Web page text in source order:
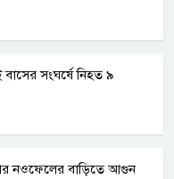
সংঘর্ষে নিহত ৯
নওফেলের বাড়িতে আগুন